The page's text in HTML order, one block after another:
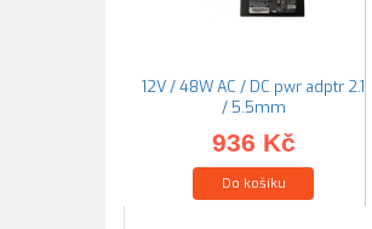
12V / 48W AC / DC pwr adptr 2.1
/ 5.5mm
936 Kč
Do košíku